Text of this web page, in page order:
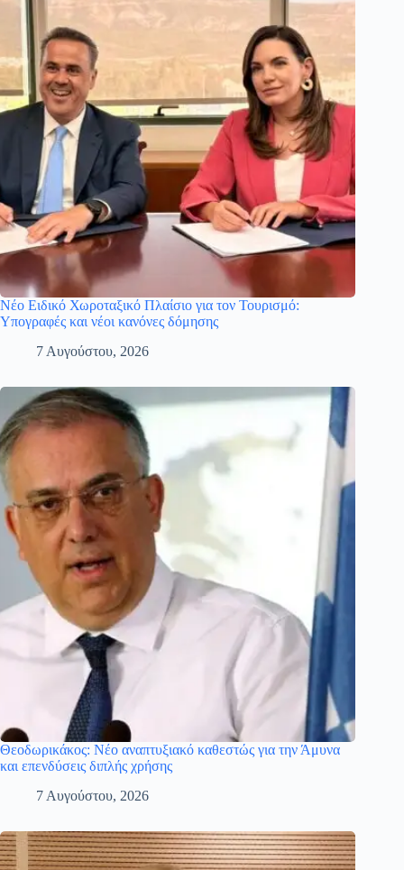
Νέο Ειδικό Χωροταξικό Πλαίσιο για τον Τουρισμό:
Υπογραφές και νέοι κανόνες δόμησης
7 Αυγούστου, 2026
Θεοδωρικάκος: Νέο αναπτυξιακό καθεστώς για την Άμυνα
και επενδύσεις διπλής χρήσης
7 Αυγούστου, 2026